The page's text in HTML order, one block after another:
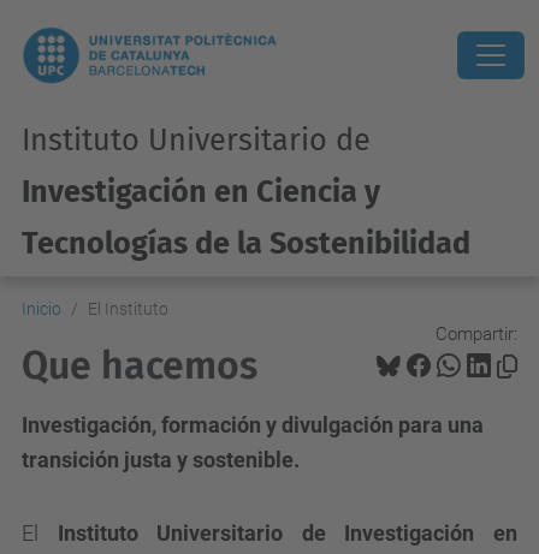
Instituto Universitario de
Investigación en Ciencia y
Tecnologías de la Sostenibilidad
Inicio El Instituto
Compartir:
Que hacemos
Investigación, formación y divulgación para una
transición justa y sostenible.
El Instituto Universitario de Investigación en